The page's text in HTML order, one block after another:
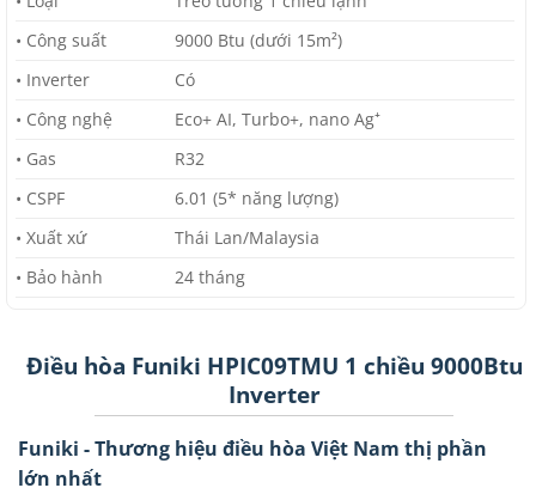
• Công suất
9000 Btu (dưới 15m²)
• Inverter
Có
• Công nghệ
Eco+ AI, Turbo+, nano Ag⁺
• Gas
R32
• CSPF
6.01 (5* năng lượng)
• Xuất xứ
Thái Lan/Malaysia
• Bảo hành
24 tháng
Điều hòa Funiki HPIC09TMU 1 chiều 9000Btu
Inverter
Funiki - Thương hiệu điều hòa Việt Nam thị phần
lớn nhất